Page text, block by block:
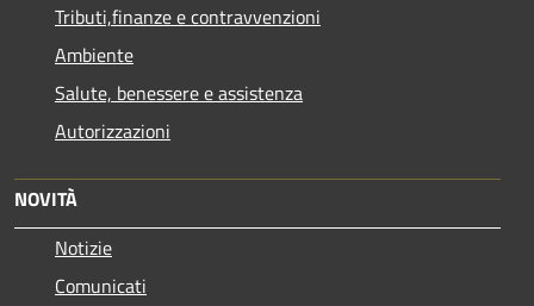
Tributi,finanze e contravvenzioni
Ambiente
Salute, benessere e assistenza
Autorizzazioni
NOVITÀ
Notizie
Comunicati